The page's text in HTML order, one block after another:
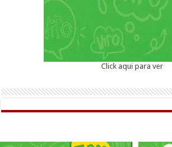
Click aqui para ver